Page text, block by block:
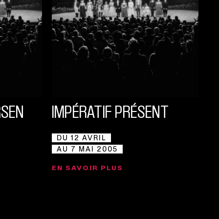
IMPÉRATIF PRÉSENT
DU 12 AVRIL
AU 7 MAI 2005
EN SAVOIR PLUS